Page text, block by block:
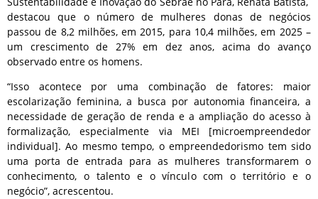
destacou que o número de mulheres donas de negócios
passou de 8,2 milhões, em 2015, para 10,4 milhões, em 2025 –
um crescimento de 27% em dez anos, acima do avanço
observado entre os homens.
“Isso acontece por uma combinação de fatores: maior
escolarização feminina, a busca por autonomia financeira, a
necessidade de geração de renda e a ampliação do acesso à
formalização, especialmente via MEI [microempreendedor
individual]. Ao mesmo tempo, o empreendedorismo tem sido
uma porta de entrada para as mulheres transformarem o
conhecimento, o talento e o vínculo com o território e o
negócio”, acrescentou.